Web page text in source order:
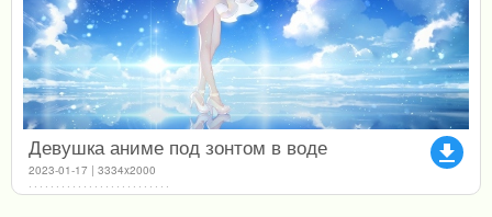
file_download
Девушка аниме под зонтом в воде
2023-01-17 | 3334x2000